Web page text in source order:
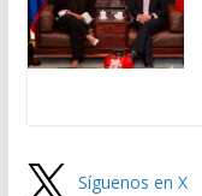
Síguenos en X